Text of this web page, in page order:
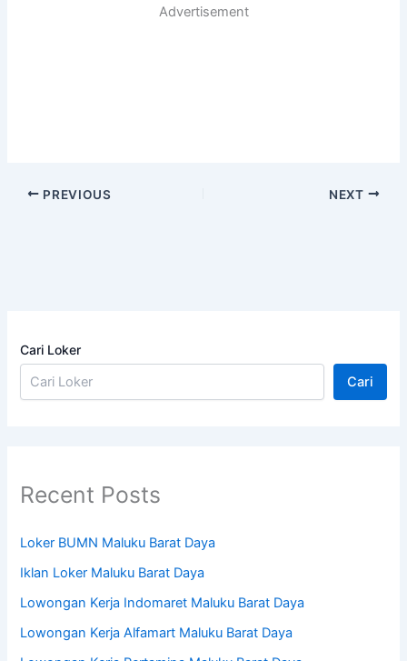
Advertisement
PREVIOUS NEXT
Cari Loker
Cari
Recent Posts
Loker BUMN Maluku Barat Daya
Iklan Loker Maluku Barat Daya
Lowongan Kerja Indomaret Maluku Barat Daya
Lowongan Kerja Alfamart Maluku Barat Daya